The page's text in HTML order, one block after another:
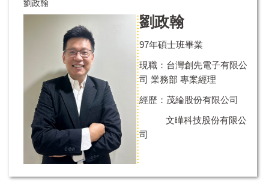
劉政翰
劉政翰
97年碩士班畢業
現職：台灣創先電子有限公
司 業務部 專案經理
經歷：茂綸股份有限公司
文曄科技股份有限公
司